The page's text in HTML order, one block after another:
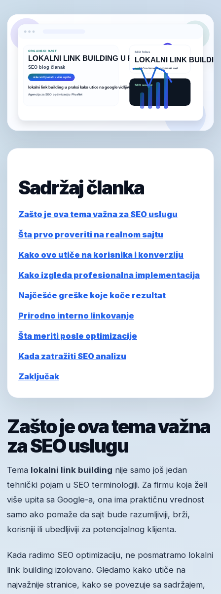
Sadržaj članka
Zašto je ova tema važna za SEO uslugu
Šta prvo proveriti na realnom sajtu
Kako ovo utiče na korisnika i konverziju
Kako izgleda profesionalna implementacija
Najčešće greške koje koče rezultat
Prirodno interno linkovanje
Šta meriti posle optimizacije
Kada zatražiti SEO analizu
Zaključak
Zašto je ova tema važna
za SEO uslugu
Tema lokalni link building nije samo još jedan
tehnički pojam u SEO terminologiji. Za firmu koja želi
više upita sa Google-a, ona ima praktičnu vrednost
samo ako pomaže da sajt bude razumljiviji, brži,
korisniji ili ubedljiviji za potencijalnog klijenta.
Kada radimo SEO optimizaciju, ne posmatramo lokalni
link building izolovano. Gledamo kako utiče na
najvažnije stranice, kako se povezuje sa sadržajem,